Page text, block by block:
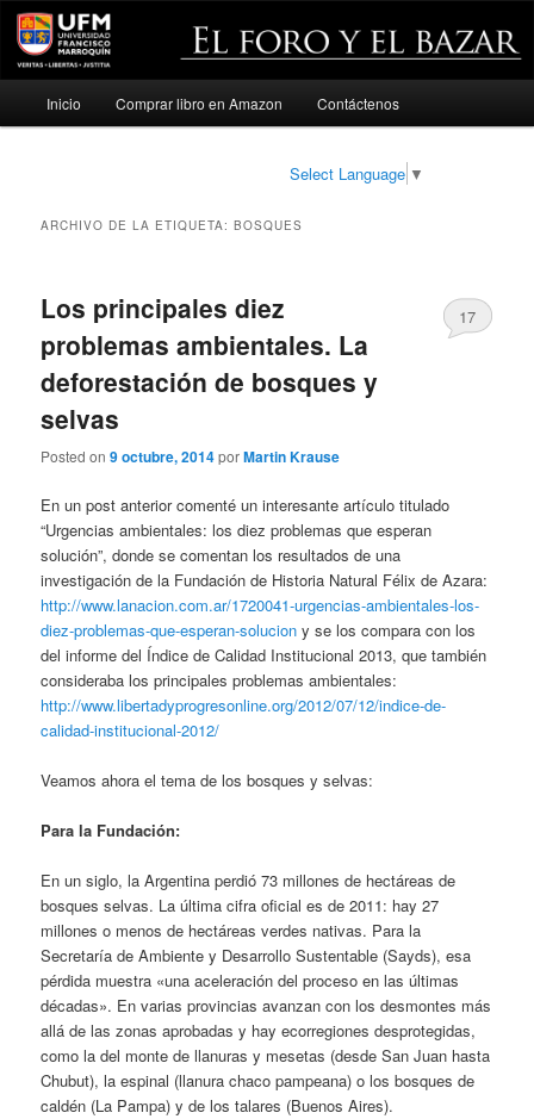
Ir
Ir
Inicio Comprar libro en Amazon Contáctenos
Select Language ▼
ARCHIVO DE LA ETIQUETA:BOSQUES
Los principales diez
problemas ambientales. La
deforestación de bosques y
selvas
Posted on9 octubre, 2014porMartin Krause
17
En un post anterior comenté un interesante artículo titulado
“Urgencias ambientales: los diez problemas que esperan
solución”, donde se comentan los resultados de una
investigación de la Fundación de Historia Natural Félix de Azara:
http://www.lanacion.com.ar/1720041-urgencias-ambientales-los-
diez-problemas-que-esperan-solucion y se los compara con los
del informe del Índice de Calidad Institucional 2013, que también
consideraba los principales problemas ambientales:
http://www.libertadyprogresonline.org/2012/07/12/indice-de-
calidad-institucional-2012/
Veamos ahora el tema de los bosques y selvas:
Para la Fundación:
En un siglo, la Argentina perdió 73 millones de hectáreas de
bosques selvas. La última cifra oficial es de 2011: hay 27
millones o menos de hectáreas verdes nativas. Para la
Secretaría de Ambiente y Desarrollo Sustentable (Sayds), esa
pérdida muestra «una aceleración del proceso en las últimas
décadas». En varias provincias avanzan con los desmontes más
allá de las zonas aprobadas y hay ecorregiones desprotegidas,
como la del monte de llanuras y mesetas (desde San Juan hasta
Chubut), la espinal (llanura chaco pampeana) o los bosques de
caldén (La Pampa) y de los talares (Buenos Aires).